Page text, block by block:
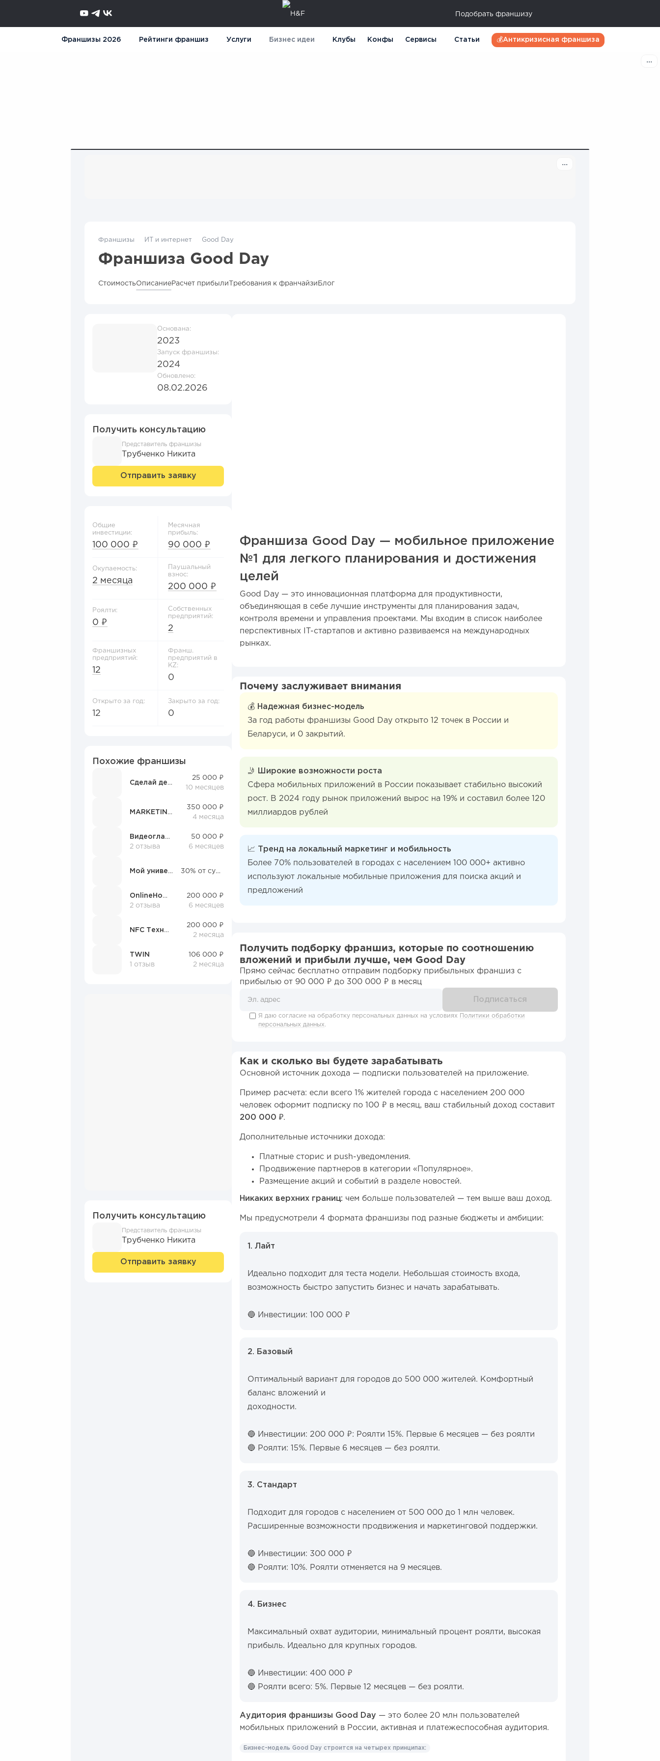
Подобрать франшизу
Франшизы 2026 Рейтинги франшиз Услуги Бизнес идеи Клубы Конфы Сервисы Статьи 💰Антикризисная франшиза
Франшизы ИТ и интернет Good Day
Франшиза Good Day
СтоимостьОписаниеРасчет прибыли Требования к франчайзи Блог
Основана:
2023
Запуск франшизы:
2024
Обновлено:
08.02.2026
Получить консультацию
Представитель франшизы
Трубченко Никита
Отправить заявку
Общие
инвестиции:
100 000 ₽
Месячная
прибыль:
90 000 ₽
Окупаемость:
2 месяца
Паушальный
взнос:
200 000 ₽
Роялти:
0 ₽
Собственных
предприятий:
2
Франшизных
предприятий:
12
Франш.
предприятий в
KZ:
0
Открыто за год:
12
Закрыто за год:
0
Похожие франшизы
Сделай дело
25 000 ₽
10 месяцев
MARKETING24
350 000 ₽
4 месяца
Видеоглаз (ст. назв. IZITRONIC)
2 отзыва
50 000 ₽
6 месяцев
Мой университет 30% от суммы договора
OnlineHome
2 отзыва
200 000 ₽
6 месяцев
NFC Технологии
200 000 ₽
2 месяца
TWIN
1 отзыв
106 000 ₽
2 месяца
Получить консультацию
Представитель франшизы
Трубченко Никита
Отправить заявку
Франшиза Good Day — мобильное приложение
№1 для легкого планирования и достижения
целей
Good Day — это инновационная платформа для продуктивности,
объединяющая в себе лучшие инструменты для планирования задач,
контроля времени и управления проектами. Мы входим в список наиболее
перспективных IT-стартапов и активно развиваемся на международных
рынках.
Почему заслуживает внимания
💰 Надежная бизнес-модель
За год работы франшизы Good Day открыто 12 точек в России и
Беларуси, и 0 закрытий.
🤳
Широкие возможности роста
Сфера мобильных приложений в России показывает стабильно высокий
рост. В 2024 году рынок приложений вырос на 19% и составил более 120
миллиардов рублей
📈
Тренд на локальный маркетинг и мобильность
Более 70% пользователей в городах с населением 100 000+ активно
используют локальные мобильные приложения для поиска акций и
предложений
Получить подборку франшиз, которые по соотношению
вложений и прибыли лучше, чем Good Day
Прямо сейчас бесплатно отправим подборку прибыльных франшиз c
прибылью от 90 000 ₽ до 300 000 ₽ в месяц
Я даю согласие на обработку персональных данных на условиях
Политики обработки
персональных данных.
Как и сколько вы будете зарабатывать
Основной источник дохода — подписки пользователей на приложение.
Пример расчета: если всего 1% жителей города с населением 200 000
человек оформит подписку по 100 ₽ в месяц, ваш стабильный доход составит
200 000 ₽.
Дополнительные источники дохода:
Платные сторис и push-уведомления.
Продвижение партнеров в категории «Популярное».
Размещение акций и событий в разделе новостей.
Никаких верхних границ: чем больше пользователей — тем выше ваш доход.
Мы предусмотрели 4 формата франшизы под разные бюджеты и амбиции:
1. Лайт
Идеально подходит для теста модели. Небольшая стоимость входа,
возможность быстро запустить бизнес и начать зарабатывать.
🔵 Инвестиции: 100 000 ₽
2. Базовый
Оптимальный вариант для городов до 500 000 жителей. Комфортный
баланс вложений и
доходности.
🔵 Инвестиции: 200 000 ₽: Роялти 15%. Первые 6 месяцев — без роялти
🔵 Роялти: 15%. Первые 6 месяцев — без роялти.
3. Стандарт
Подходит для городов с населением от 500 000 до 1 млн человек.
Расширенные возможности продвижения и маркетинговой поддержки.
🔵 Инвестиции: 300 000 ₽
🔵 Роялти: 10%. Роялти отменяется на 9 месяцев.
4. Бизнес
Максимальный охват аудитории, минимальный процент роялти, высокая
прибыль. Идеально для крупных городов.
🔵 Инвестиции: 400 000 ₽
🔵 Роялти всего: 5%. Первые 12 месяцев — без роялти.
Аудитория франшизы Good Day — это более 20 млн пользователей
мобильных приложений в России, активная и платежеспособная аудитория.
Бизнес-модель Good Day строится на четырех принципах: